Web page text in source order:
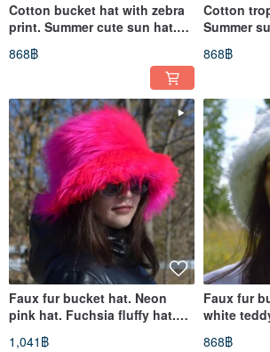
Cotton bucket hat with zebra
print. Summer cute sun hat.
Hat animalistic print.
868฿
Cotton
Summer
stylish
868฿
Faux fur bucket hat. Neon
pink hat. Fuchsia fluffy hat.
Bright shaggy hat.
1,041฿
Faux fur
white
hat.
868฿